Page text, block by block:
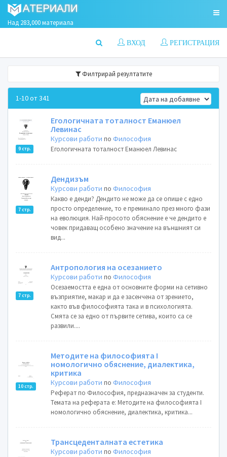
Над 283,000 материала
РЕГИСТРАЦИЯ
ВХОД
Филтрирай резултатите
1-10 от 341
9 стр.
Егологичната тоталност Еманюел
Левинас
Курсови работи поФилософия
Егологичната тоталност Еманюел Левинас
7 стр.
Дендизъм
Курсови работи поФилософия
Какво е денди? Дендито не може да се опише с едно
просто определение, то е преминало през много фази
на еволюция. Най-просото обяснение е че дендито е
човек придаващ особено значение на външният си
вид...
7 стр.
Антропология на осезанието
Курсови работи поФилософия
Осезаемостта е една от основните форми на сетивно
възприятие, макар и да е засенчена от зрението,
както във философията така и в психологията.
Смята се за едно от първите сетива, които са се
развили....
10 стр.
Методите на философията I
номологично обяснение, диалектика,
критика
Курсови работи поФилософия
Реферат по Философия, предназначен за студенти.
Темата на реферата е: Методите на философията I
номологично обяснение, диалектика, критика...
Трансцеденталната естетика
Курсови работи поФилософия